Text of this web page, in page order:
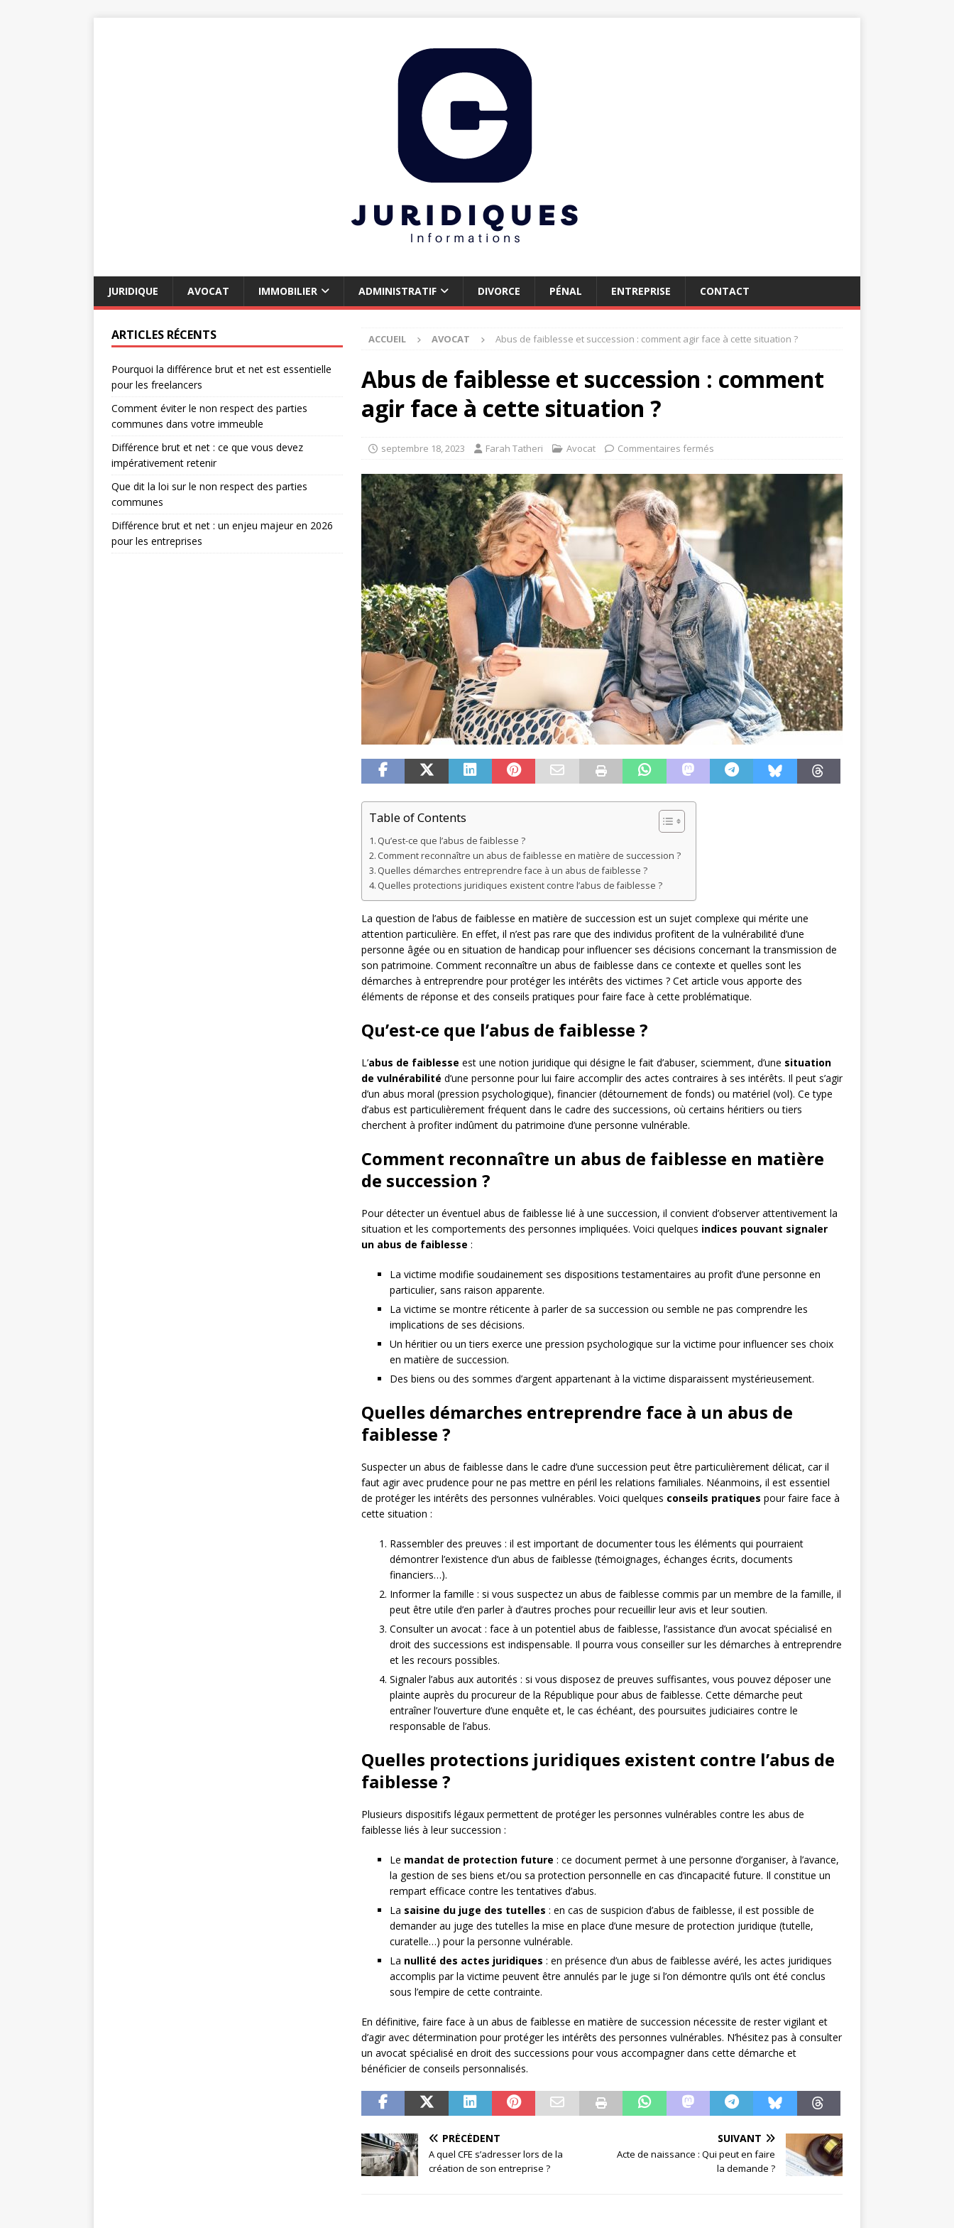
JURIDIQUE AVOCAT IMMOBILIER ADMINISTRATIF DIVORCE PÉNAL ENTREPRISE CONTACT
ACCUEIL AVOCAT Abus de faiblesse et succession : comment agir face à cette situation ?
Abus de faiblesse et succession : comment
agir face à cette situation ?
septembre 18, 2023 Farah Tatheri Avocat Commentaires fermés
Table of Contents
Qu’est-ce que l’abus de faiblesse ?
Comment reconnaître un abus de faiblesse en matière de succession ?
Quelles démarches entreprendre face à un abus de faiblesse ?
Quelles protections juridiques existent contre l’abus de faiblesse ?
La question de l’abus de faiblesse en matière de succession est un sujet complexe qui mérite une
attention particulière. En effet, il n’est pas rare que des individus profitent de la vulnérabilité d’une
personne âgée ou en situation de handicap pour influencer ses décisions concernant la transmission de
son patrimoine. Comment reconnaître un abus de faiblesse dans ce contexte et quelles sont les
démarches à entreprendre pour protéger les intérêts des victimes ? Cet article vous apporte des
éléments de réponse et des conseils pratiques pour faire face à cette problématique.
Qu’est-ce que l’abus de faiblesse ?
L’abus de faiblesse est une notion juridique qui désigne le fait d’abuser, sciemment, d’une situation
de vulnérabilité d’une personne pour lui faire accomplir des actes contraires à ses intérêts. Il peut s’agir
d’un abus moral (pression psychologique), financier (détournement de fonds) ou matériel (vol). Ce type
d’abus est particulièrement fréquent dans le cadre des successions, où certains héritiers ou tiers
cherchent à profiter indûment du patrimoine d’une personne vulnérable.
Comment reconnaître un abus de faiblesse en matière
de succession ?
Pour détecter un éventuel abus de faiblesse lié à une succession, il convient d’observer attentivement la
situation et les comportements des personnes impliquées. Voici quelques indices pouvant signaler
un abus de faiblesse :
La victime modifie soudainement ses dispositions testamentaires au profit d’une personne en
particulier, sans raison apparente.
La victime se montre réticente à parler de sa succession ou semble ne pas comprendre les
implications de ses décisions.
Un héritier ou un tiers exerce une pression psychologique sur la victime pour influencer ses choix
en matière de succession.
Des biens ou des sommes d’argent appartenant à la victime disparaissent mystérieusement.
Quelles démarches entreprendre face à un abus de
faiblesse ?
Suspecter un abus de faiblesse dans le cadre d’une succession peut être particulièrement délicat, car il
faut agir avec prudence pour ne pas mettre en péril les relations familiales. Néanmoins, il est essentiel
de protéger les intérêts des personnes vulnérables. Voici quelques conseils pratiques pour faire face à
cette situation :
Rassembler des preuves : il est important de documenter tous les éléments qui pourraient
démontrer l’existence d’un abus de faiblesse (témoignages, échanges écrits, documents
financiers…).
Informer la famille : si vous suspectez un abus de faiblesse commis par un membre de la famille, il
peut être utile d’en parler à d’autres proches pour recueillir leur avis et leur soutien.
Consulter un avocat : face à un potentiel abus de faiblesse, l’assistance d’un avocat spécialisé en
droit des successions est indispensable. Il pourra vous conseiller sur les démarches à entreprendre
et les recours possibles.
Signaler l’abus aux autorités : si vous disposez de preuves suffisantes, vous pouvez déposer une
plainte auprès du procureur de la République pour abus de faiblesse. Cette démarche peut
entraîner l’ouverture d’une enquête et, le cas échéant, des poursuites judiciaires contre le
responsable de l’abus.
Quelles protections juridiques existent contre l’abus de
faiblesse ?
Plusieurs dispositifs légaux permettent de protéger les personnes vulnérables contre les abus de
faiblesse liés à leur succession :
Le mandat de protection future : ce document permet à une personne d’organiser, à l’avance,
la gestion de ses biens et/ou sa protection personnelle en cas d’incapacité future. Il constitue un
rempart efficace contre les tentatives d’abus.
La saisine du juge des tutelles : en cas de suspicion d’abus de faiblesse, il est possible de
demander au juge des tutelles la mise en place d’une mesure de protection juridique (tutelle,
curatelle…) pour la personne vulnérable.
La nullité des actes juridiques : en présence d’un abus de faiblesse avéré, les actes juridiques
accomplis par la victime peuvent être annulés par le juge si l’on démontre qu’ils ont été conclus
sous l’empire de cette contrainte.
En définitive, faire face à un abus de faiblesse en matière de succession nécessite de rester vigilant et
d’agir avec détermination pour protéger les intérêts des personnes vulnérables. N’hésitez pas à consulter
un avocat spécialisé en droit des successions pour vous accompagner dans cette démarche et
bénéficier de conseils personnalisés.
PRÉCÉDENT
A quel CFE s’adresser lors de la
création de son entreprise ?
SUIVANT
Acte de naissance : Qui peut en faire
la demande ?
ARTICLES RÉCENTS
Pourquoi la différence brut et net est essentielle
pour les freelancers
Comment éviter le non respect des parties
communes dans votre immeuble
Différence brut et net : ce que vous devez
impérativement retenir
Que dit la loi sur le non respect des parties
communes
Différence brut et net : un enjeu majeur en 2026
pour les entreprises